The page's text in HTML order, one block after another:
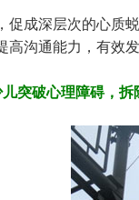
促成深层次的心质
高沟通能力，有效发
突破心理障碍，拆